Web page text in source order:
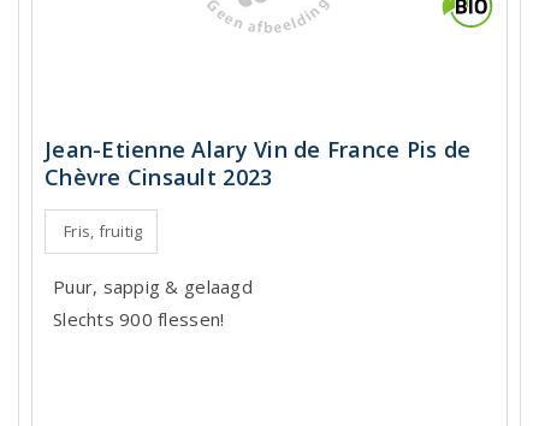
Jean-Etienne Alary Vin de France Pis de
Chèvre Cinsault 2023
Fris, fruitig
Puur, sappig & gelaagd
Slechts 900 flessen!